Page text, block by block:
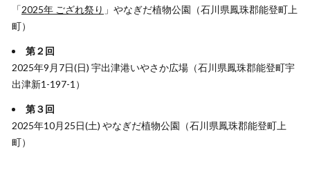
「2025年 ござれ祭り 」やなぎだ植物公園（石川県鳳珠郡能登町上
町）
第２回
2025年9月7日(日) 宇出津港いやさか広場（石川県鳳珠郡能登町宇
出津新1-197-1）
第３回
2025年10月25日(土) やなぎだ植物公園（石川県鳳珠郡能登町上
町）